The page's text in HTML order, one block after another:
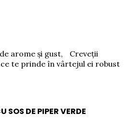
arome și gust, Creveții
te prinde în vârtejul ei robust
SOS DE PIPER VERDE